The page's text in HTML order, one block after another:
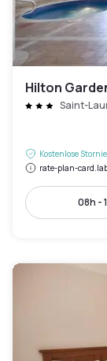
Hilton
Saint-
Kostenlose
rate-plan-
08h -